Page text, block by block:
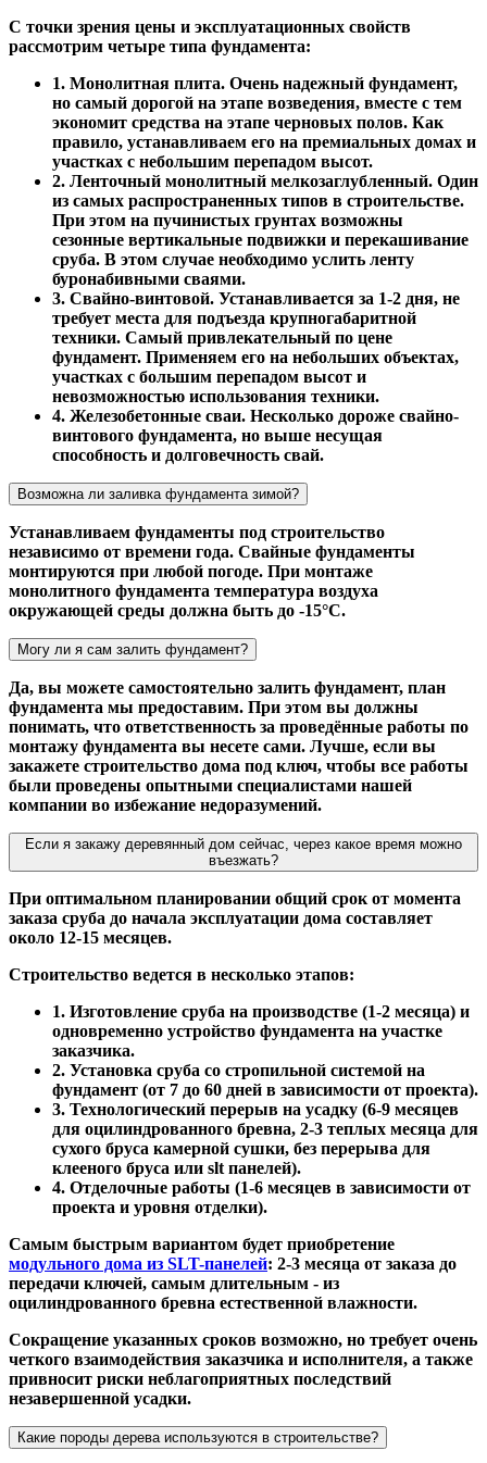
С точки зрения цены и эксплуатационных свойств
рассмотрим четыре типа фундамента:
1. Монолитная плита. Очень надежный фундамент,
но самый дорогой на этапе возведения, вместе с тем
экономит средства на этапе черновых полов. Как
правило, устанавливаем его на премиальных домах и
участках с небольшим перепадом высот.
2. Ленточный монолитный мелкозаглубленный. Один
из самых распространенных типов в строительстве.
При этом на пучинистых грунтах возможны
сезонные вертикальные подвижки и перекашивание
сруба. В этом случае необходимо услить ленту
буронабивными сваями.
3. Свайно-винтовой. Устанавливается за 1-2 дня, не
требует места для подъезда крупногабаритной
техники. Самый привлекательный по цене
фундамент. Применяем его на небольших объектах,
участках с большим перепадом высот и
невозможностью использования техники.
4. Железобетонные сваи. Несколько дороже свайно-
винтового фундамента, но выше несущая
способность и долговечность свай.
Возможна ли заливка фундамента зимой?
Устанавливаем фундаменты под строительство
независимо от времени года. Свайные фундаменты
монтируются при любой погоде. При монтаже
монолитного фундамента температура воздуха
окружающей среды должна быть до -15°С.
Могу ли я сам залить фундамент?
Да, вы можете самостоятельно залить фундамент, план
фундамента мы предоставим. При этом вы должны
понимать, что ответственность за проведённые работы по
монтажу фундамента вы несете сами. Лучше, если вы
закажете строительство дома под ключ, чтобы все работы
были проведены опытными специалистами нашей
компании во избежание недоразумений.
Если я закажу деревянный дом сейчас, через какое время можно
въезжать?
При оптимальном планировании общий срок от момента
заказа сруба до начала эксплуатации дома составляет
около 12-15 месяцев.
Строительство ведется в несколько этапов:
1. Изготовление сруба на производстве (1-2 месяца) и
одновременно устройство фундамента на участке
заказчика.
2. Установка сруба со стропильной системой на
фундамент (от 7 до 60 дней в зависимости от проекта).
3. Технологический перерыв на усадку (6-9 месяцев
для оцилиндрованного бревна, 2-3 теплых месяца для
сухого бруса камерной сушки, без перерыва для
клееного бруса или slt панелей).
4. Отделочные работы (1-6 месяцев в зависимости от
проекта и уровня отделки).
Самым быстрым вариантом будет приобретение
модульного дома из SLT-панелей: 2-3 месяца от заказа до
передачи ключей, самым длительным - из
оцилиндрованного бревна естественной влажности.
Сокращение указанных сроков возможно, но требует очень
четкого взаимодействия заказчика и исполнителя, а также
привносит риски неблагоприятных последствий
незавершенной усадки.
Какие породы дерева используются в строительстве?